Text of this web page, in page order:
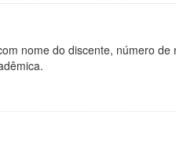
nome do discente, número